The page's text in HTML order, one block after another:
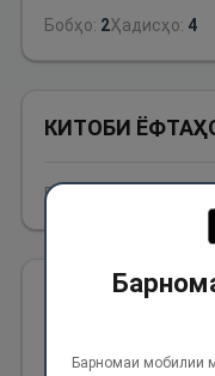
Бобҳо: 2Ҳадисҳо: 4
КИТОБИ
Бобҳо:
КИТОБИ
МАРДУМ БАР
Барномаи мобилии